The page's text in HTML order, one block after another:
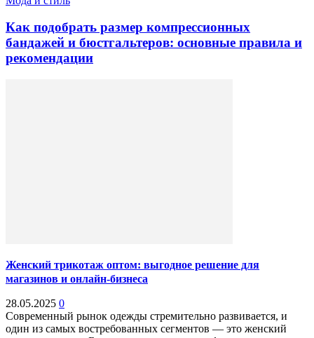
Как подобрать размер компрессионных
бандажей и бюстгальтеров: основные правила и
рекомендации
Женский трикотаж оптом: выгодное решение для
магазинов и онлайн-бизнеса
28.05.2025 0
Современный рынок одежды стремительно развивается, и
один из самых востребованных сегментов — это женский